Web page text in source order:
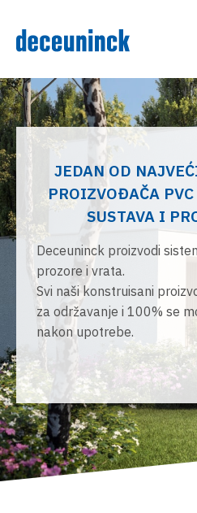
JEDAN OD
PROIZVOĐAČA
SUSTAVA I
Deceuninck proizvodi
prozore i vrata.
Svi naši konstruisani
za održavanje i 100% se
nakon upotrebe.